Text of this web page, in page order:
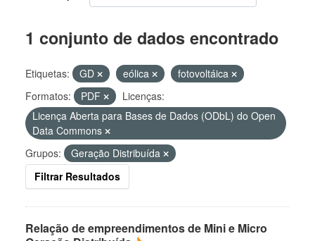
1 conjunto de dados encontrado
Etiquetas: GD eólica
fotovoltáica
Formatos:
PDF
Licenças:
Licença Aberta para Bases de Dados (ODbL) do Open
Data Commons
Grupos:
Geração Distribuída
Filtrar Resultados
Relação de empreendimentos de Mini e Micro